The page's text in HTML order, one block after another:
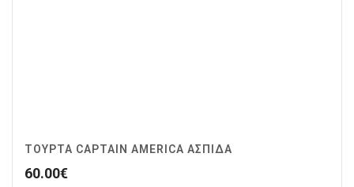
ΤΟΥΡΤΑ CAPTAIN AMERICA ΑΣΠΙΔΑ
60.00€